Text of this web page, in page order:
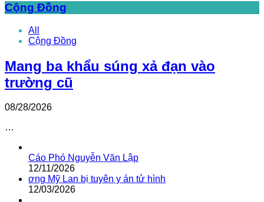
Cộng Đồng
All
Cộng Đồng
Mang ba khẩu súng xả đạn vào
trường cũ
08/28/2026
…
Cáo Phó Nguyễn Văn Lập
12/11/2026
ơng Mỹ Lan bị tuyên y án tử hình
12/03/2026